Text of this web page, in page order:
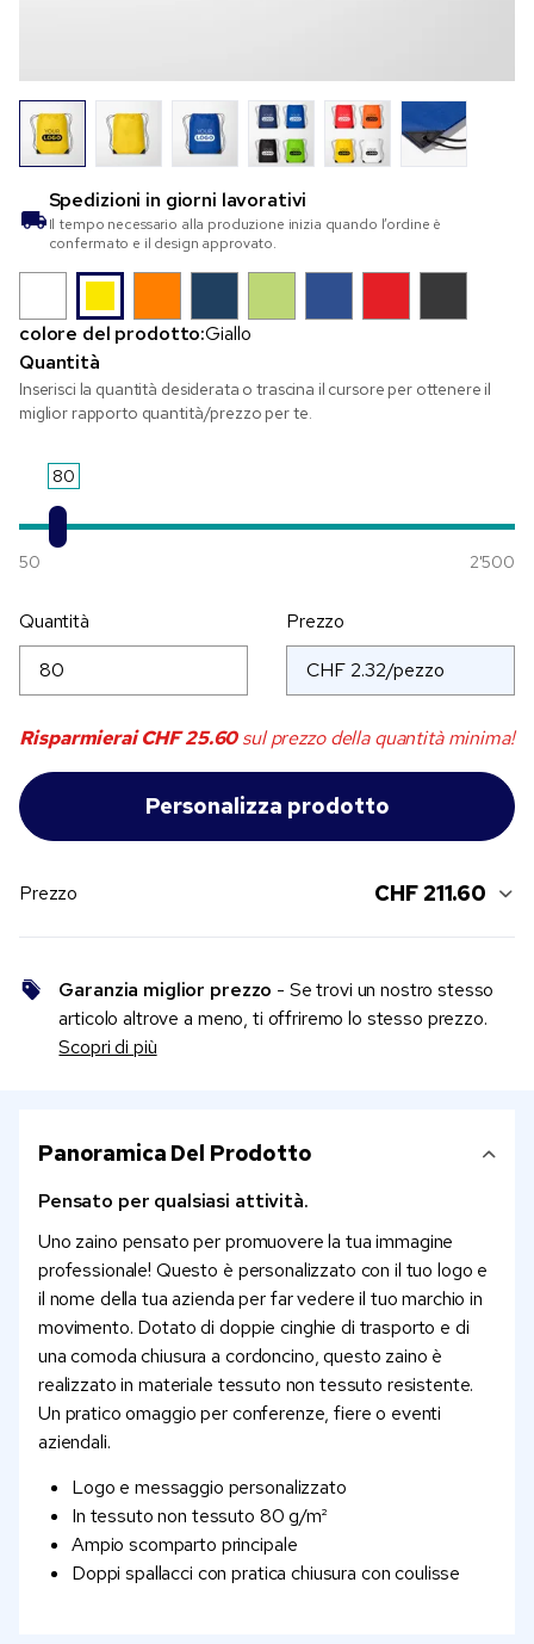
Spedizioni in giorni lavorativi
Il tempo necessario alla produzione inizia quando l’ordine è
confermato e il design approvato.
colore del prodotto:Giallo
Quantità
Inserisci la quantità desiderata o trascina il cursore per ottenere il
miglior rapporto quantità/prezzo per te.
80
50 2'500
Quantità Prezzo
RisparmieraiCHF 25.60sul prezzo della quantità minima!
Prezzo CHF 211.60
Garanzia miglior prezzo - Se trovi un nostro stesso
articolo altrove a meno, ti offriremo lo stesso prezzo.
Scopri di più
Panoramica Del Prodotto
Pensato per qualsiasi attività.
Uno zaino pensato per promuovere la tua immagine
professionale! Questo è personalizzato con il tuo logo e
il nome della tua azienda per far vedere il tuo marchio in
movimento. Dotato di doppie cinghie di trasporto e di
una comoda chiusura a cordoncino, questo zaino è
realizzato in materiale tessuto non tessuto resistente.
Un pratico omaggio per conferenze, fiere o eventi
aziendali.
Logo e messaggio personalizzato
In tessuto non tessuto 80 g/m²
Ampio scomparto principale
Doppi spallacci con pratica chiusura con coulisse